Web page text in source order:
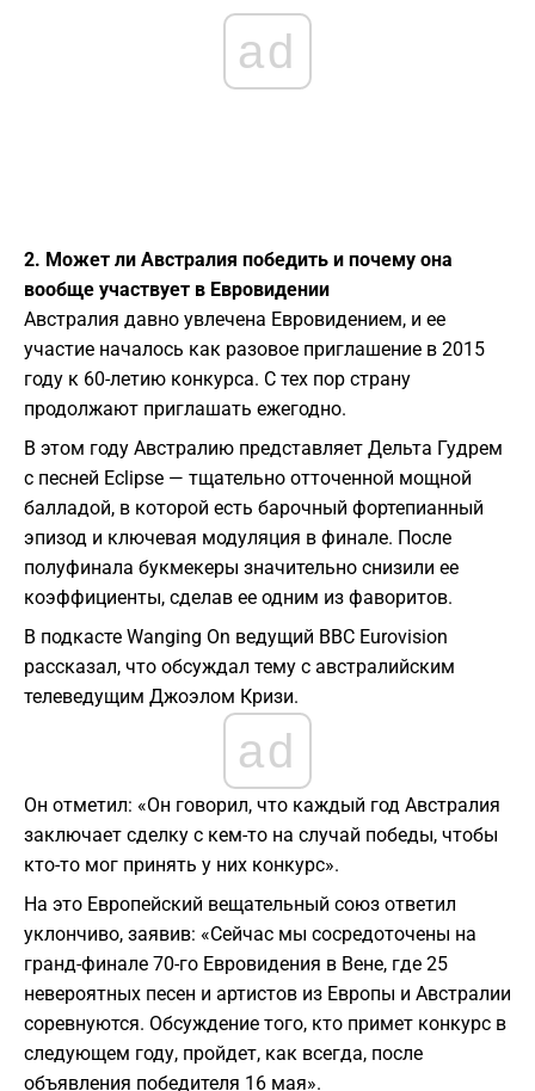
ad
2. Может ли Австралия победить и почему она
вообще участвует в Евровидении
Австралия давно увлечена Евровидением, и ее
участие началось как разовое приглашение в 2015
году к 60-летию конкурса. С тех пор страну
продолжают приглашать ежегодно.
В этом году Австралию представляет Дельта Гудрем
с песней Eclipse — тщательно отточенной мощной
балладой, в которой есть барочный фортепианный
эпизод и ключевая модуляция в финале. После
полуфинала букмекеры значительно снизили ее
коэффициенты, сделав ее одним из фаворитов.
В подкасте Wanging On ведущий BBC Eurovision
рассказал, что обсуждал тему с австралийским
телеведущим Джоэлом Кризи.
ad
Он отметил: «Он говорил, что каждый год Австралия
заключает сделку с кем-то на случай победы, чтобы
кто-то мог принять у них конкурс».
На это Европейский вещательный союз ответил
уклончиво, заявив: «Сейчас мы сосредоточены на
гранд-финале 70-го Евровидения в Вене, где 25
невероятных песен и артистов из Европы и Австралии
соревнуются. Обсуждение того, кто примет конкурс в
следующем году, пройдет, как всегда, после
объявления победителя 16 мая».